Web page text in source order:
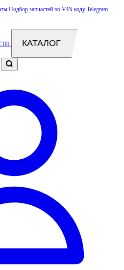
Подбор запчастей по VIN коду Telegram
КАТАЛОГ